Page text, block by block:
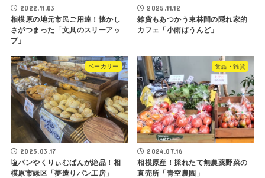
2022.11.03
相模原の地元市民ご用達！懐かし
さがつまった「文具のスリーアッ
プ」
2025.11.12
雑貨もあつかう東林間の隠れ家的
カフェ「小雨ぱうんど」
ベーカリー
2025.03.17
塩パンやくりぃむぱんが絶品！相
模原市緑区「夢造りパン工房」
食品・雑貨
2024.07.16
相模原産！採れたて無農薬野菜の
直売所「青空農園」